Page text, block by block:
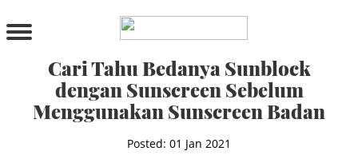
PRODUCTS
Cleanser
Toner
Serum & Treatment
Cari Tahu Bedanya Sunblock
dengan Sunscreen Sebelum
Menggunakan Sunscreen Badan
Posted: 01 Jan 2021